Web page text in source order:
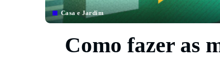
Casa e Jardim
Como fazer as